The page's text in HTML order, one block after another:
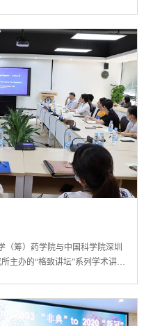
学、金属有机化学和绿色化学
金等各类项目20余项，以通讯
...
（筹）药学院与中国科学院深圳
主办的“格致讲坛”系列学术讲座
到博士学习并在耶鲁大学从事
从事肿瘤免疫学相关研究，谷